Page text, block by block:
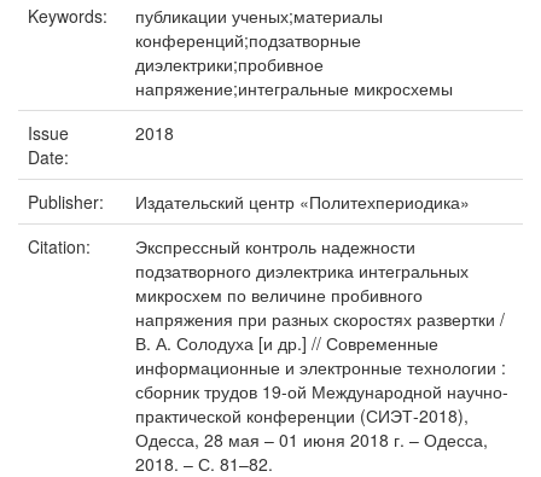
Keywords:
публикации ученых;материалы
конференций;подзатворные
диэлектрики;пробивное
напряжение;интегральные микросхемы
Issue
Date:
2018
Publisher:
Издательский центр «Политехпериодика»
Citation:
Экспрессный контроль надежности
подзатворного диэлектрика интегральных
микросхем по величине пробивного
напряжения при разных скоростях развертки /
В. А. Солодуха [и др.] // Современные
информационные и электронные технологии :
сборник трудов 19-ой Международной научно-
практической конференции (СИЭТ-2018),
Одесса, 28 мая – 01 июня 2018 г. – Одесса,
2018. – С. 81–82.